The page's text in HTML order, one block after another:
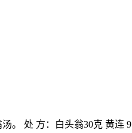
。 处 方：白头翁30克 黄连